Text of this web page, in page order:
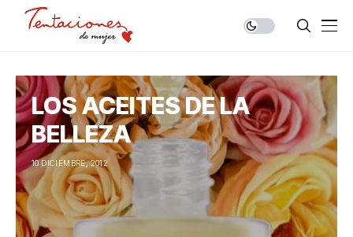
LOS ACEITES DE LA
BELLEZA
10 DICIEMBRE, 2012